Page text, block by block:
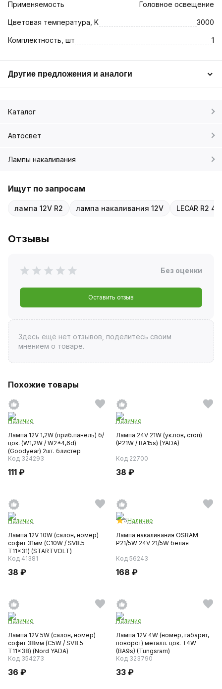
Применяемость
Головное освещение
Цветовая температура, K 3000
Комплектность, шт 1
Другие предложения и аналоги
Каталог
Автосвет
Лампы накаливания
Ищут по запросам
лампа 12V R2 лампа накаливания 12V LECAR R2
Отзывы
Без оценки
Оставить отзыв
Здесь ещё нет отзывов, поделитесь своим
мнением о товаре.
Похожие товары
Наличие
Лампа 12V 1,2W (приб.панель) б/
цок. (W1,2W / W2*4,6d)
(Goodyear) 2шт. блистер
Код 324293
111 ₽
Наличие
Лампа 24V 21W (ук.пов, стоп)
(P21W / BA15s) (YADA)
Код 22700
38 ₽
Наличие
Лампа 12V 10W (салон, номер)
софит 31мм (C10W / SV8.5
T11x31) (STARTVOLT)
Код 41381
38 ₽
5Наличие
Лампа накаливания OSRAM
P21/5W 24V 21/5W белая
Код 56243
168 ₽
Наличие
Лампа 12V 5W (салон, номер)
софит 38мм (C5W / SV8.5
T11x38) (Nord YADA)
Код 354273
36 ₽
Наличие
Лампа 12V 4W (номер, габарит,
поворот) металл. цок. T4W
(BA9s) (Tungsram)
Код 323790
33 ₽